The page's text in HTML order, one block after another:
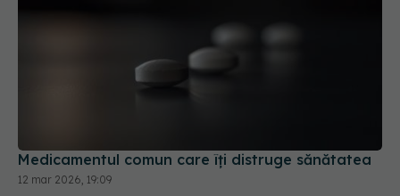
Medicamentul comun care îți distruge sănătatea
12 mar 2026, 19:09